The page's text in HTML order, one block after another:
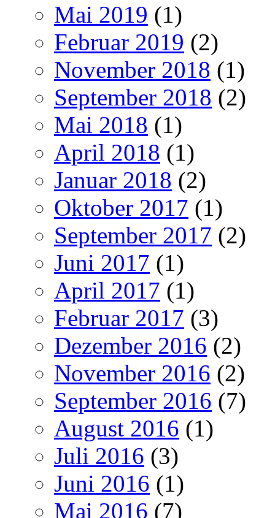
Mai 2019 (1)
Februar 2019 (2)
November 2018 (1)
September 2018 (2)
Mai 2018 (1)
April 2018 (1)
Januar 2018 (2)
Oktober 2017 (1)
September 2017 (2)
Juni 2017 (1)
April 2017 (1)
Februar 2017 (3)
Dezember 2016 (2)
November 2016 (2)
September 2016 (7)
August 2016 (1)
Juli 2016 (3)
Juni 2016 (1)
Mai 2016 (7)